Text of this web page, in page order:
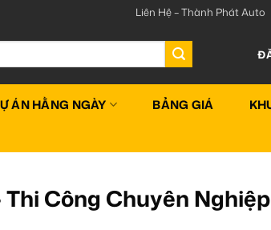
Liên Hệ – Thành Phát Auto
ÁN HẰNG NGÀY BẢNG GIÁ
Thi Công Chuyên Nghiệp